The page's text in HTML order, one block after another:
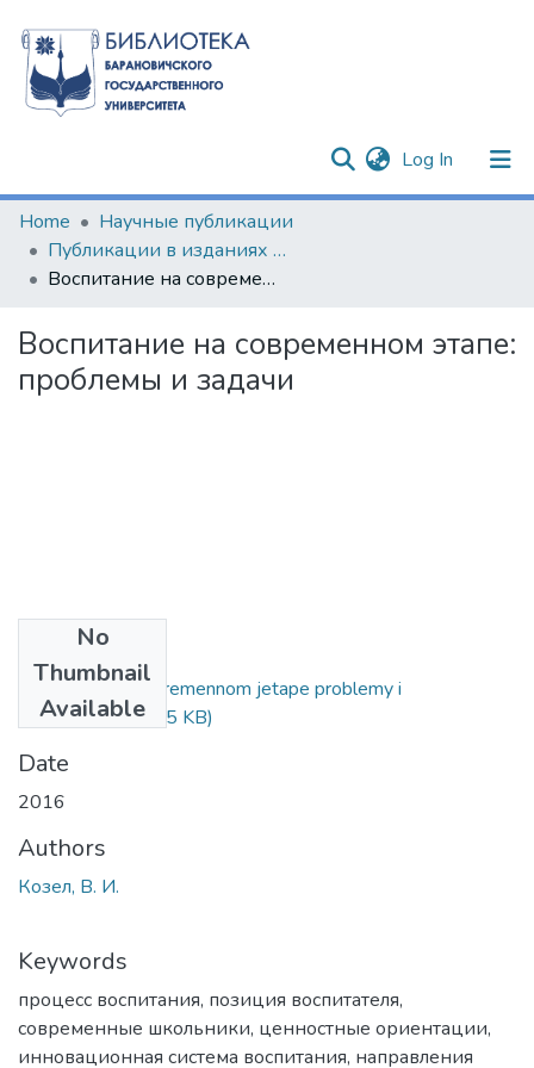
Log In (current)
Communities & Collections
All of DSpace
Home
Научные публикации
Публикации в изданиях Республики Беларусь
Воспитание на современном этапе: проблемы и задачи
Воспитание на современном этапе:
проблемы и задачи
No
Thumbnail
Available
Vospitanie na sovremennom jetape problemy i
zadachi.pdf(192.45 KB)
Date
2016
Authors
Козел, В. И.
Keywords
процесс воспитания, позиция воспитателя,
современные школьники, ценностные ориентации,
инновационная система воспитания, направления